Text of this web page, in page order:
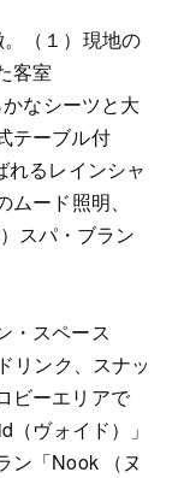
（１）現地の
客室
なシーツと大
テーブル付
れるレインシャ
ード照明、
スパ・ブラン
・スペース
リンク、スナッ
ビーエリアで
ヴォイド）」
ン「Nook （ヌ